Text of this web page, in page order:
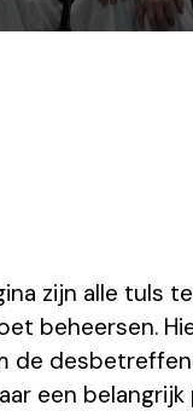
zijn alle tuls
beheersen.
de
een